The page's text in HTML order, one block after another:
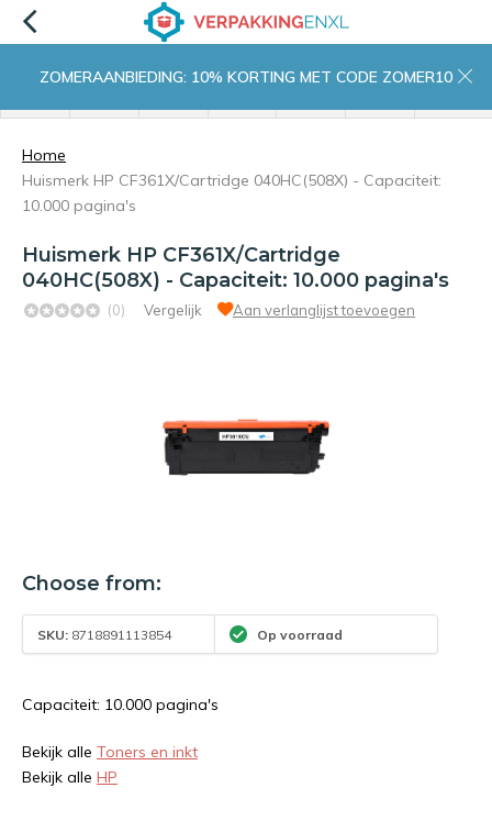
ZOMERAANBIEDING: 10% KORTING MET CODE ZOMER10
Home
Huismerk HP CF361X/Cartridge 040HC(508X) - Capaciteit:
10.000 pagina's
Huismerk HP CF361X/Cartridge
040HC(508X) - Capaciteit: 10.000 pagina's
(0) Vergelijk Aan verlanglijst toevoegen
Choose from:
SKU: 8718891113854 Op voorraad
Capaciteit: 10.000 pagina's
Bekijk alle Toners en inkt
Bekijk alle HP